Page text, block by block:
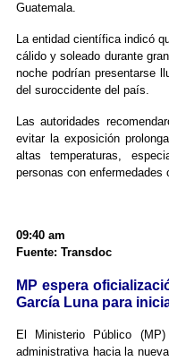
Guatemala.
La entidad científica indicó
cálido y soleado durante
noche podrían presentarse
del suroccidente del país.
Las autoridades
evitar la exposición
altas temperaturas,
personas con enfermedades
09:40 am
Fuente: Transdoc
MP espera
García Luna para
El Ministerio Público
administrativa hacia la